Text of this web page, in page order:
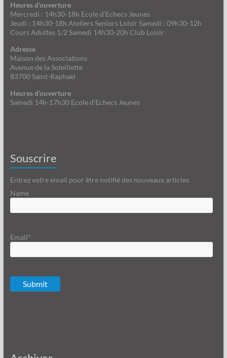
Heures d’ouverture
Mercredi : 14h30-18h Ecole d'Echecs Jeunes
Jeudi : 14h30-18h Ateliers Seniors Loisir Samedi : 09h30-12h
Cours Adultes 1/2 Samedi 14h30-20h Club Loisir
Adresse
Maison des Associations
Avenue de la Soleillette
83700 Saint-Raphaël
Heures d’ouverture
Samedi 14h-17h30 Ecole d'Echecs Jeunes
Souscrire
Entrez votre email pour être notifié des nouveaux articles
Name
Email*